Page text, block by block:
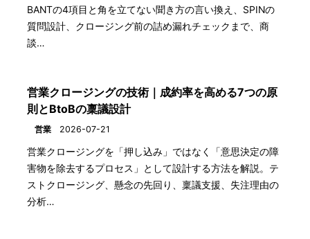
BANTの4項目と角を立てない聞き方の言い換え、SPINの
質問設計、クロージング前の詰め漏れチェックまで、商
談…
営業クロージングの技術｜成約率を高める7つの原
則とBtoBの稟議設計
営業 2026-07-21
営業クロージングを「押し込み」ではなく「意思決定の障
害物を除去するプロセス」として設計する方法を解説。テ
ストクロージング、懸念の先回り、稟議支援、失注理由の
分析…